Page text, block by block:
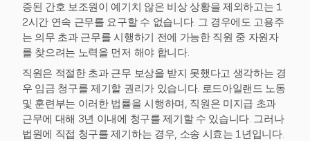
증된 간호 보조원이 예기치 않은 비상 상황을 제외하고는 1
2시간 연속 근무를 요구할 수 없습니다. 그 경우에도 고용주
는 의무 초과 근무를 시행하기 전에 가능한 직원 중 자원자
를 찾으려는 노력을 먼저 해야 합니다.
직원은 적절한 초과 근무 보상을 받지 못했다고 생각하는 경
우 임금 청구를 제기할 권리가 있습니다. 로드아일랜드 노동
및 훈련부는 이러한 법률을 시행하며, 직원은 미지급 초과
근무에 대해 3년 이내에 청구를 제기할 수 있습니다. 그러나
법원에 직접 청구를 제기하는 경우, 소송 시효는 1년입니다.